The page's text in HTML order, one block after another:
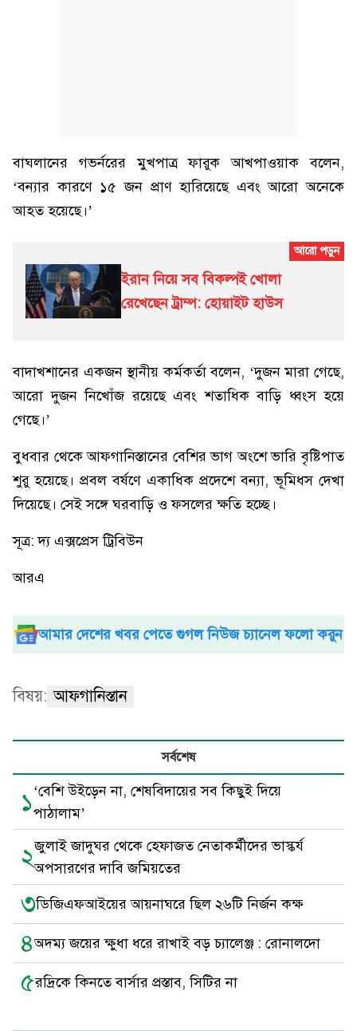
বাঘলানের গভর্নরের মুখপাত্র ফারুক আখপাওয়াক বলেন,
‘বন্যার কারণে ১৫ জন প্রাণ হারিয়েছে এবং আরো অনেকে
আহত হয়েছে।’
ইরান নিয়ে সব বিকল্পই খোলা
রেখেছেন ট্রাম্প: হোয়াইট হাউস
বাদাখশানের একজন স্থানীয় কর্মকর্তা বলেন, ‘দুজন মারা গেছে,
আরো দুজন নিখোঁজ রয়েছে এবং শতাধিক বাড়ি ধ্বংস হয়ে
গেছে।’
বুধবার থেকে আফগানিস্তানের বেশির ভাগ অংশে ভারি বৃষ্টিপাত
শুরু হয়েছে। প্রবল বর্ষণে একাধিক প্রদেশে বন্যা, ভূমিধস দেখা
দিয়েছে। সেই সঙ্গে ঘরবাড়ি ও ফসলের ক্ষতি হচ্ছে।
সূত্র: দ্য এক্সপ্রেস ট্রিবিউন
আরএ
আমার দেশের খবর পেতে গুগল নিউজ চ্যানেল ফলো করুন
বিষয়: আফগানিস্তান
সর্বশেষ
১‘বেশি উইড়েন না, শেষবিদায়ের সব কিছুই দিয়ে
পাঠালাম’
২জুলাই জাদুঘর থেকে হেফাজত নেতাকর্মীদের ভাস্কর্য
অপসারণের দাবি জমিয়তের
৩ডিজিএফআইয়ের আয়নাঘরে ছিল ২৬টি নির্জন কক্ষ
৪অদম্য জয়ের ক্ষুধা ধরে রাখাই বড় চ্যালেঞ্জ : রোনালদো
৫রদ্রিকে কিনতে বার্সার প্রস্তাব, সিটির না